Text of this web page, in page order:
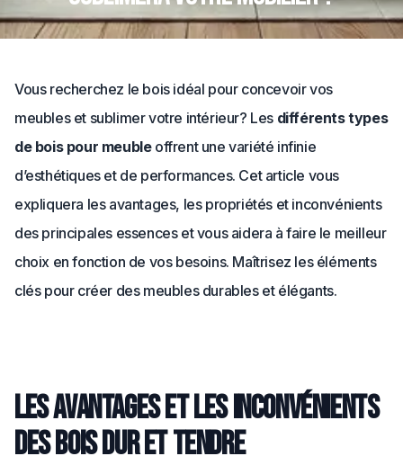
Vous recherchez le bois idéal pour concevoir vos
meubles et sublimer votre intérieur? Les différents types
de bois pour meubleoffrent une variété infinie
d’esthétiques et de performances. Cet article vous
expliquera les avantages, les propriétés et inconvénients
des principales essences et vous aidera à faire le meilleur
choix en fonction de vos besoins. Maîtrisez les éléments
clés pour créer des meubles durables et élégants.
Les avantages et les inconvénients
des bois dur et tendre